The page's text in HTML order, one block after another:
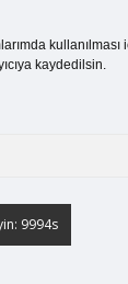
kaydedilsin.